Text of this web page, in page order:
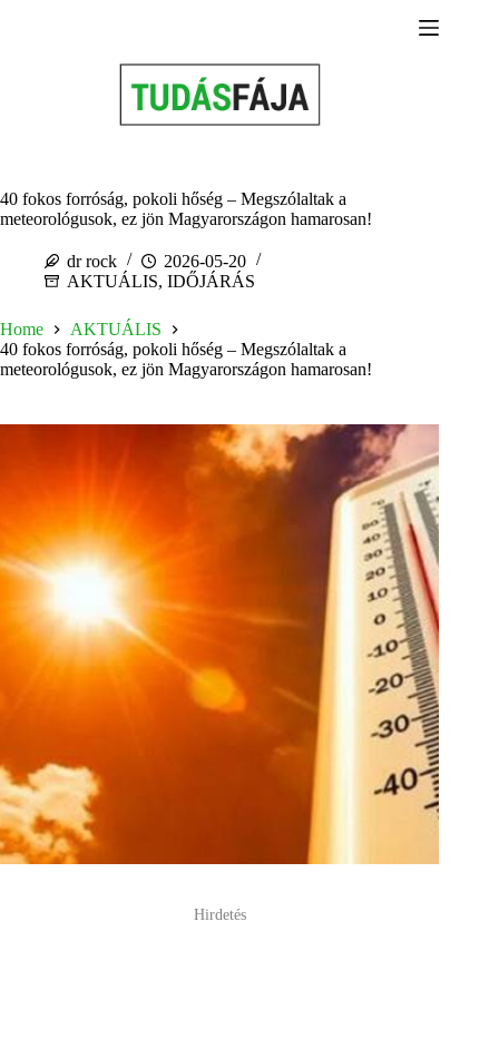
40 fokos forróság, pokoli hőség – Megszólaltak a
meteorológusok, ez jön Magyarországon hamarosan!
dr rock
2026-05-20
AKTUÁLIS, IDŐJÁRÁS
Home
AKTUÁLIS
40 fokos forróság, pokoli hőség – Megszólaltak a
meteorológusok, ez jön Magyarországon hamarosan!
Hirdetés